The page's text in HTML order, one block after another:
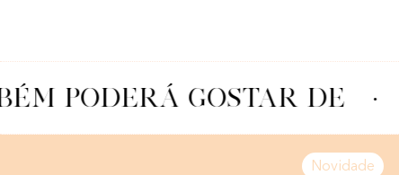
PODERÁ GOSTAR DE
Novidade